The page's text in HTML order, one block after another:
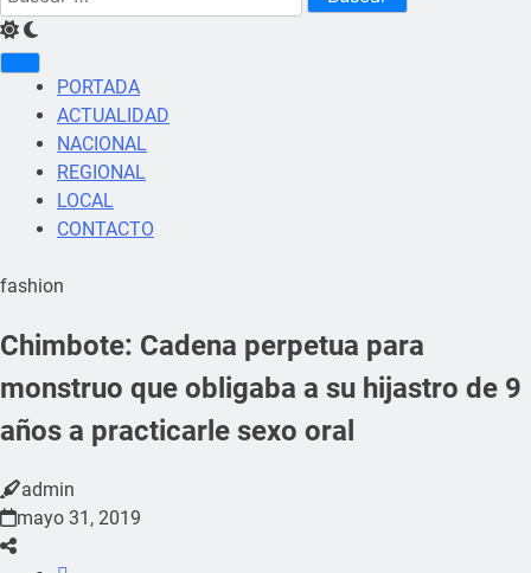
PORTADA
ACTUALIDAD
NACIONAL
REGIONAL
LOCAL
CONTACTO
fashion
Chimbote: Cadena perpetua para
monstruo que obligaba a su hijastro de 9
años a practicarle sexo oral
admin
mayo 31, 2019